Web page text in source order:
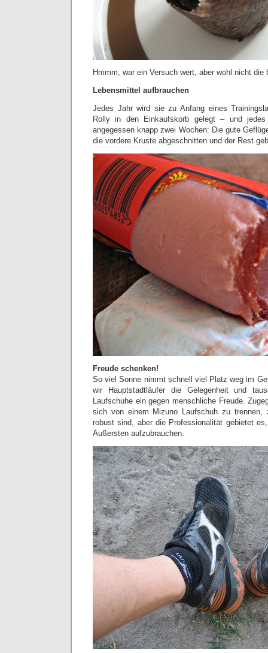
Hmmm, war ein Versuch wert, aber wohl nicht die
Lebensmittel aufbrauchen
Jedes Jahr wird sie zu Anfang eines
Rolly in den Einkaufskorb gelegt – und
angegessen knapp zwei Wochen: Die gute
die vordere Kruste abgeschnitten und der Rest
Freude schenken!
So viel Sonne nimmt schnell viel Platz weg im
wir Hauptstadtläufer die Gelegenheit und
Laufschuhe ein gegen menschliche Freude.
sich von einem Mizuno Laufschuh zu trennen,
robust sind, aber die Professionalität gebietet
Äußersten aufzubrauchen.